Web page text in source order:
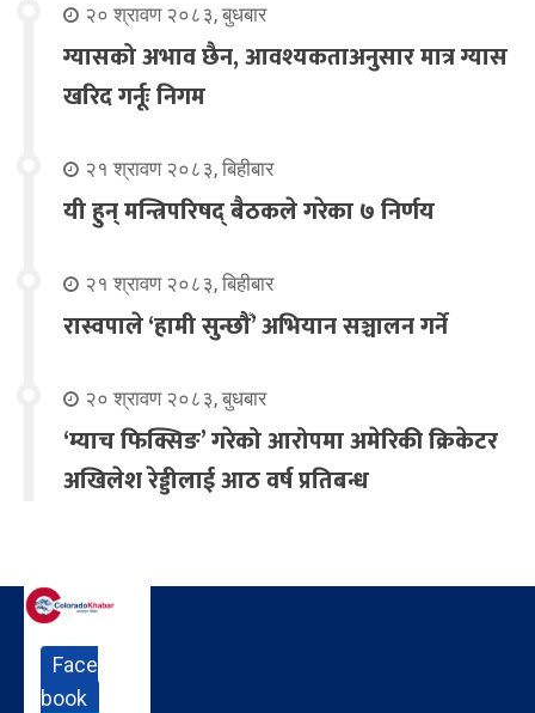
२० श्रावण २०८३, बुधबार
ग्यासको अभाव छैन, आवश्यकताअनुसार मात्र ग्यास
खरिद गर्नूः निगम
२१ श्रावण २०८३, बिहीबार
यी हुन् मन्त्रिपरिषद् बैठकले गरेका ७ निर्णय
२१ श्रावण २०८३, बिहीबार
रास्वपाले ‘हामी सुन्छौँ’ अभियान सञ्चालन गर्ने
२० श्रावण २०८३, बुधबार
‘म्याच फिक्सिङ’ गरेको आरोपमा अमेरिकी क्रिकेटर
अखिलेश रेड्डीलाई आठ वर्ष प्रतिबन्ध
Face
book